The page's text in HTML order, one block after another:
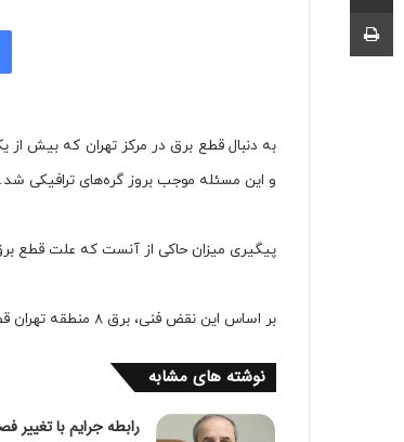
به دنبال قطع برق در مرکز تهران که بیش از
و این مسئله موجب بروز گره‌های ترافیکی شد.
پیگیری میزان حاکی از آنست که علت قطع برق در تهران، نقض
بر اساس این نقض فنی، برق 8 منطقه تهران قطع شد.
نوشته های مشابه
رابطه جرایم با تغییر